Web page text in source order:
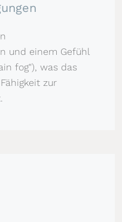
und einem Gefühl
fog"), was das
zur